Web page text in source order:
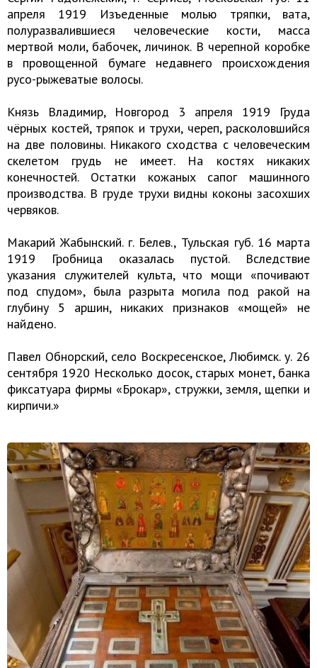
апреля 1919 Изъеденные молью тряпки, вата,
полуразвалившиеся человеческие кости, масса
мертвой моли, бабочек, личинок. В черепной коробке
в провощенной бумаге недавнего происхождения
русо-рыжеватые волосы.
Князь Владимир, Новгород 3 апреля 1919 Груда
чёрных костей, тряпок и трухи, череп, расколовшийся
на две половины. Никакого сходства с человеческим
скелетом грудь не имеет. На костях никаких
конечностей. Остатки кожаных сапог машинного
производства. В груде трухи видны коконы засохших
червяков.
Макарий Жабынский. г. Белев., Тульская губ. 16 марта
1919 Гробница оказалась пустой. Вследствие
указания служителей культа, что мощи «почивают
под спудом», была разрыта могила под ракой на
глубину 5 аршин, никаких признаков «мощей» не
найдено.
Павел Обнорский, село Воскресенское, Любимск. у. 26
сентября 1920 Несколько досок, старых монет, банка
фиксатуара фирмы «Брокар», стружки, земля, щепки и
кирпичи.»